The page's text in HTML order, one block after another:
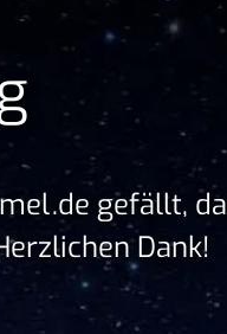
⁠.⁠de gefällt,
Dank!